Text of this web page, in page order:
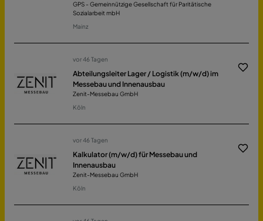
GPS - Gemeinnützige Gesellschaft für Paritätische
Sozialarbeit mbH
Mainz
vor 46 Tagen
Abteilungsleiter Lager / Logistik (m/w/d) im
Messebau und Innenausbau
Zenit-Messebau GmbH
Köln
vor 46 Tagen
Kalkulator (m/w/d) für Messebau und
Innenausbau
Zenit-Messebau GmbH
Köln